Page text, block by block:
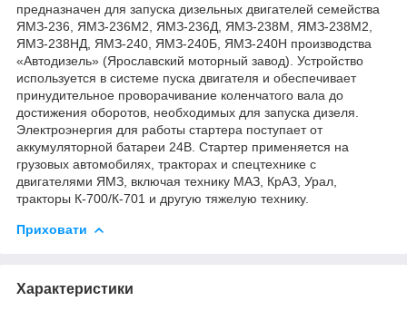
предназначен для запуска дизельных двигателей семейства
ЯМЗ-236, ЯМЗ-236М2, ЯМЗ-236Д, ЯМЗ-238М, ЯМЗ-238М2,
ЯМЗ-238НД, ЯМЗ-240, ЯМЗ-240Б, ЯМЗ-240Н производства
«Автодизель» (Ярославский моторный завод). Устройство
используется в системе пуска двигателя и обеспечивает
принудительное проворачивание коленчатого вала до
достижения оборотов, необходимых для запуска дизеля.
Электроэнергия для работы стартера поступает от
аккумуляторной батареи 24В. Стартер применяется на
грузовых автомобилях, тракторах и спецтехнике с
двигателями ЯМЗ, включая технику МАЗ, КрАЗ, Урал,
тракторы К-700/К-701 и другую тяжелую технику.
Приховати
Характеристики